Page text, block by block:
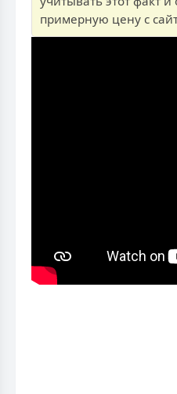
примерную цену с